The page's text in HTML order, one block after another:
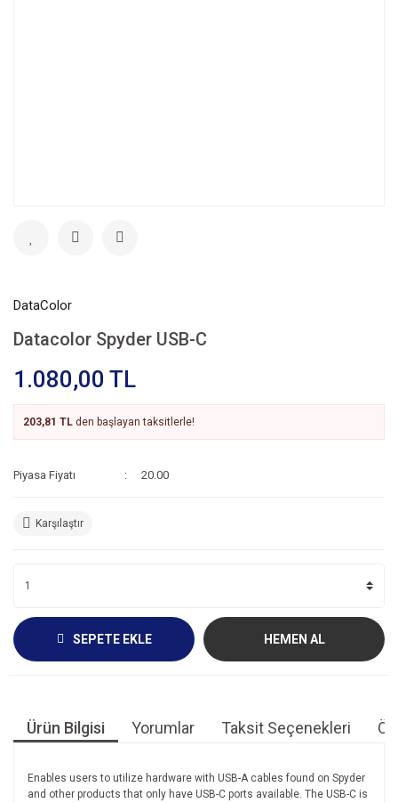
DataColor
Datacolor Spyder USB-C
1.080,00 TL
203,81 TL den başlayan taksitlerle!
Piyasa Fiyatı 20.00
Karşılaştır
SEPETE EKLE HEMEN AL
Ürün Bilgisi Yorumlar Taksit Seçenekleri
Enables users to utilize hardware with USB-A cables found on Spyder
and other products that only have USB-C ports available. The USB-C is